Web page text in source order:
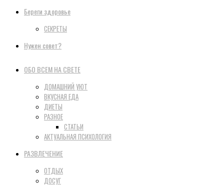
Береги здоровье
СЕКРЕТЫ
Нужен совет?
ОБО ВСЕМ НА СВЕТЕ
ДОМАШНИЙ УЮТ
ВКУСНАЯ ЕДА
ДИЕТЫ
РАЗНОЕ
СТАТЬИ
АКТУАЛЬНАЯ ПСИХОЛОГИЯ
РАЗВЛЕЧЕНИЕ
ОТДЫХ
ДОСУГ